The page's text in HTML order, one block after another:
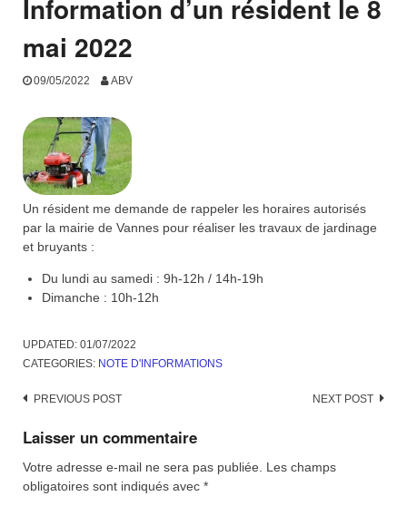
Information d’un résident le 8
mai 2022
09/05/2022 ABV
Un résident me demande de rappeler les horaires autorisés
par la mairie de Vannes pour réaliser les travaux de jardinage
et bruyants :
Du lundi au samedi : 9h-12h / 14h-19h
Dimanche : 10h-12h
UPDATED: 01/07/2022
CATEGORIES: NOTE D'INFORMATIONS
Post
navigation
PREVIOUS POST NEXT POST
Laisser un commentaire
Votre adresse e-mail ne sera pas publiée. Les champs
obligatoires sont indiqués avec *